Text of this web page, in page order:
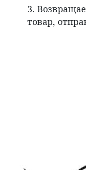
3.
товар,